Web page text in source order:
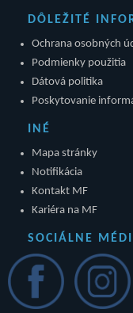
DÔLEŽITÉ
Ochrana osobných
Podmienky použitia
Dátová politika
Poskytovanie
INÉ
Mapa stránky
Notifikácia
Kontakt MF
Kariéra na MF
SOCIÁLNE